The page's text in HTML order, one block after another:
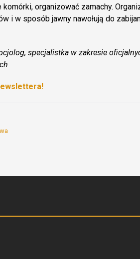
organizować zamachy.
i w sposób jawny nawołują do
specjalistka w zakresie